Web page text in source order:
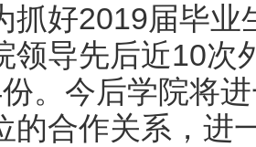
抓好2019届毕
领导先后近10次
。今后学院将
的合作关系，进